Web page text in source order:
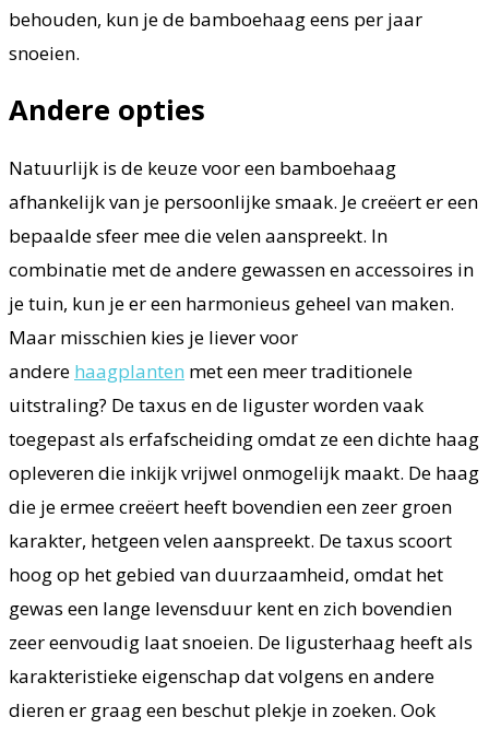
behouden, kun je de bamboehaag eens per jaar
snoeien.
Andere opties
Natuurlijk is de keuze voor een bamboehaag
afhankelijk van je persoonlijke smaak. Je creëert er een
bepaalde sfeer mee die velen aanspreekt. In
combinatie met de andere gewassen en accessoires in
je tuin, kun je er een harmonieus geheel van maken.
Maar misschien kies je liever voor
andere haagplanten met een meer traditionele
uitstraling? De taxus en de liguster worden vaak
toegepast als erfafscheiding omdat ze een dichte haag
opleveren die inkijk vrijwel onmogelijk maakt. De haag
die je ermee creëert heeft bovendien een zeer groen
karakter, hetgeen velen aanspreekt. De taxus scoort
hoog op het gebied van duurzaamheid, omdat het
gewas een lange levensduur kent en zich bovendien
zeer eenvoudig laat snoeien. De ligusterhaag heeft als
karakteristieke eigenschap dat volgens en andere
dieren er graag een beschut plekje in zoeken. Ook